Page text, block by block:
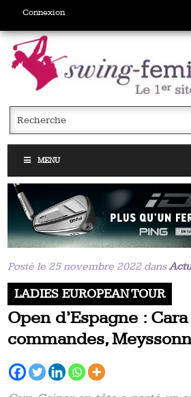
Connexion
MENU
Posté le 25 novembre 2022 dans
LADIES EUROPEAN TOUR
Open d’Espagne :
commandes,